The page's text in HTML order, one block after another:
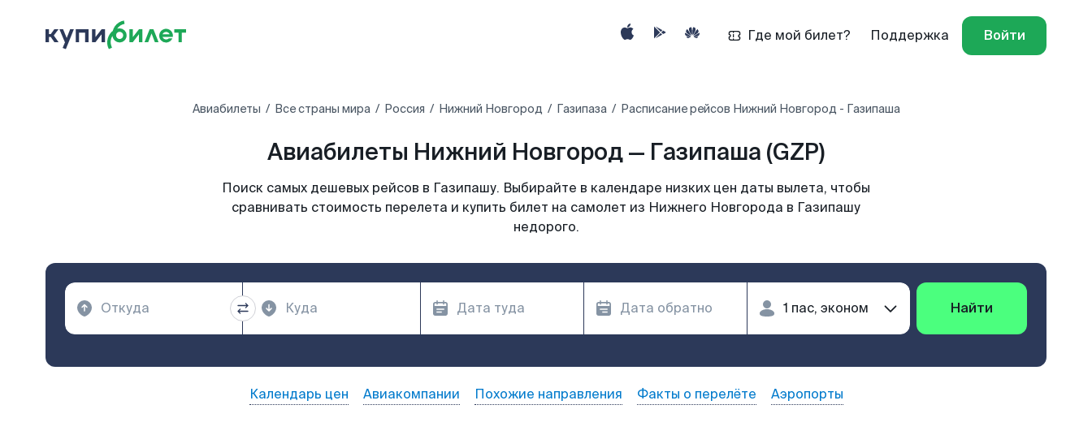
Где мой билет? Поддержка Войти
Авиабилеты Все страны мира Россия Нижний Новгород Газипаза Расписание рейсов Нижний Новгород - Газипаша
Авиабилеты Нижний Новгород — Газипаша (GZP)
Поиск самых дешевых рейсов в Газипашу. Выбирайте в календаре низких цен даты вылета, чтобы
сравнивать стоимость перелета и купить билет на самолет из Нижнего Новгорода в Газипашу
недорого.
Найти
Календарь цен Авиакомпании Похожие направления Факты о перелёте Аэропорты